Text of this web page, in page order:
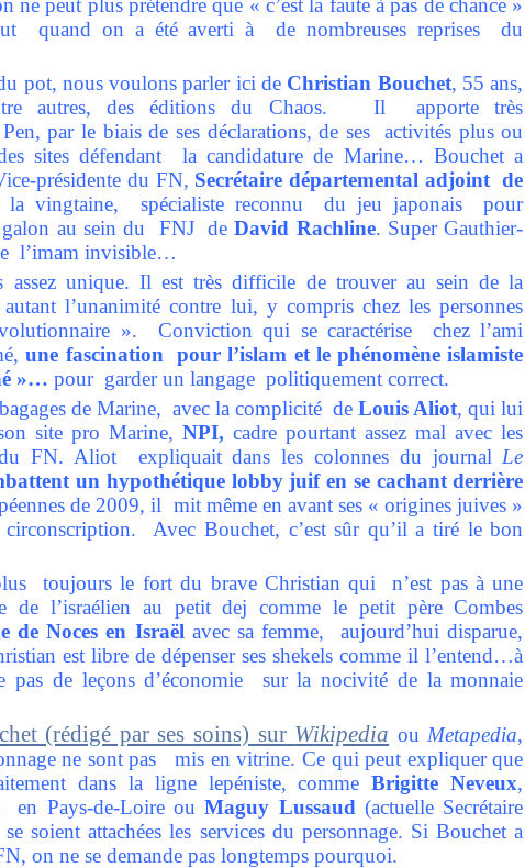
quand on a été averti à de nombreuses reprises du
pot, nous voulons parler ici de Christian Bouchet, 55 ans,
autres, des éditions du Chaos. Il apporte très
par le biais de ses déclarations, de ses activités plus ou
sites défendant la candidature de Marine… Bouchet a
présidente du FN, Secrétaire départemental adjoint de
la vingtaine, spécialiste reconnu du jeu japonais pour
galon au sein du FNJ deDavid Rachline. Super Gauthier-
l’imam invisible…
unique. Il est très difficile de trouver au sein de la
l’unanimité contre lui, y compris chez les personnes
». Conviction qui se caractérise chez l’ami
une fascination pour l’islam et le phénomène islamiste
»… pour garder un langage politiquement correct.
de Marine, avec la complicité deLouis Aliot, qui lui
site pro Marine, NPI, cadre pourtant assez mal avec les
du FN. Aliot expliquait dans les colonnes du journal Le
un hypothétique lobby juif en se cachant derrière
de 2009, il mit même en avant ses « origines juives »
circonscription. Avec Bouchet, c’est sûr qu’il a tiré le bon
toujours le fort du brave Christian qui n’est pas à une
de l’israélien au petit dej comme le petit père Combes
de Noces en Israël avec sa femme, aujourd’hui disparue,
est libre de dépenser ses shekels comme il l’entend…à
de leçons d’économie sur la nocivité de la monnaie
(rédigé par ses soins) sur Wikipedia ou Metapedia,
ne sont pas mis en vitrine. Ce qui peut expliquer que
dans la ligne lepéniste, commeBrigitte Neveux,
en Pays-de-Loire ouMaguy Lussaud (actuelle Secrétaire
soient attachées les services du personnage. Si Bouchet a
on ne se demande pas longtemps pourquoi.